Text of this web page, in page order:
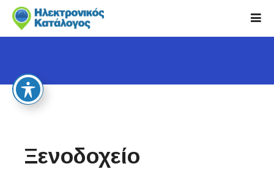
i
Ξενοδοχείο